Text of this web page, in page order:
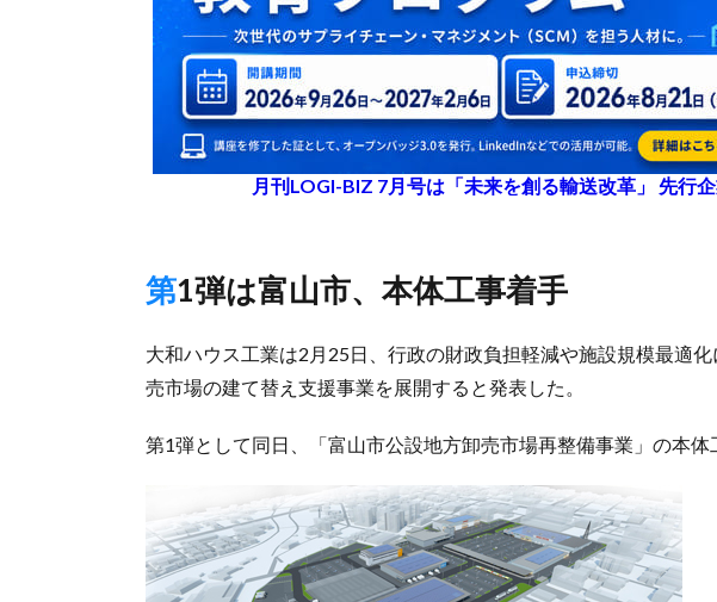
月刊LOGI-BIZ 7月号は「未来を創る輸送改革」 先行
第1弾は富山市、本体工事着手
大和ハウス工業は2月25日、行政の財政負担軽減や施設規模最適
売市場の建て替え支援事業を展開すると発表した。
第1弾として同日、「富山市公設地方卸売市場再整備事業」の本体